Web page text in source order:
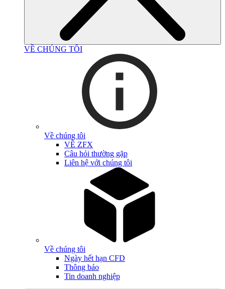
VỀ CHÚNG TÔI
Về chúng tôi
VỀ ZFX
Câu hỏi thường gặp
Liên hệ với chúng tôi
Về chúng tôi
Ngày hết hạn CFD
Thông báo
Tin doanh nghiệp